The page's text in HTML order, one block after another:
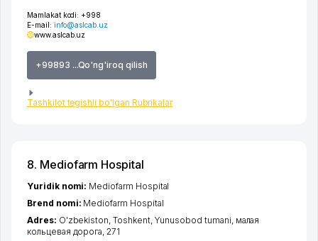
Mamlakat kodi: +998
E-mail: info@aslcab.uz
www.aslcab.uz
+99893 ...Qo'ng'iroq qilish
Tashkilot tegishli bo'lgan Rubrikalar
8. Mediofarm Hospital
Yuridik nomi: Mediofarm Hospital
Brend nomi: Mediofarm Hospital
Adres: O'zbekiston,Toshkent, Yunusobod tumani малая
кольцевая дорога , 271